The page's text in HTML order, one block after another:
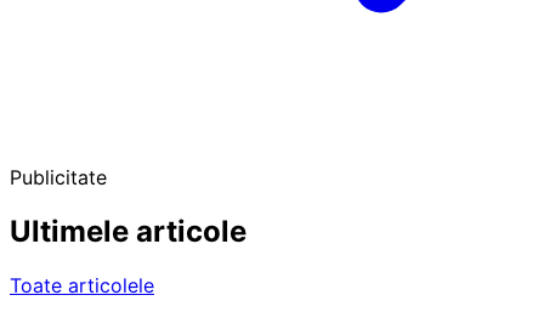
Publicitate
Ultimele articole
Toate articolele